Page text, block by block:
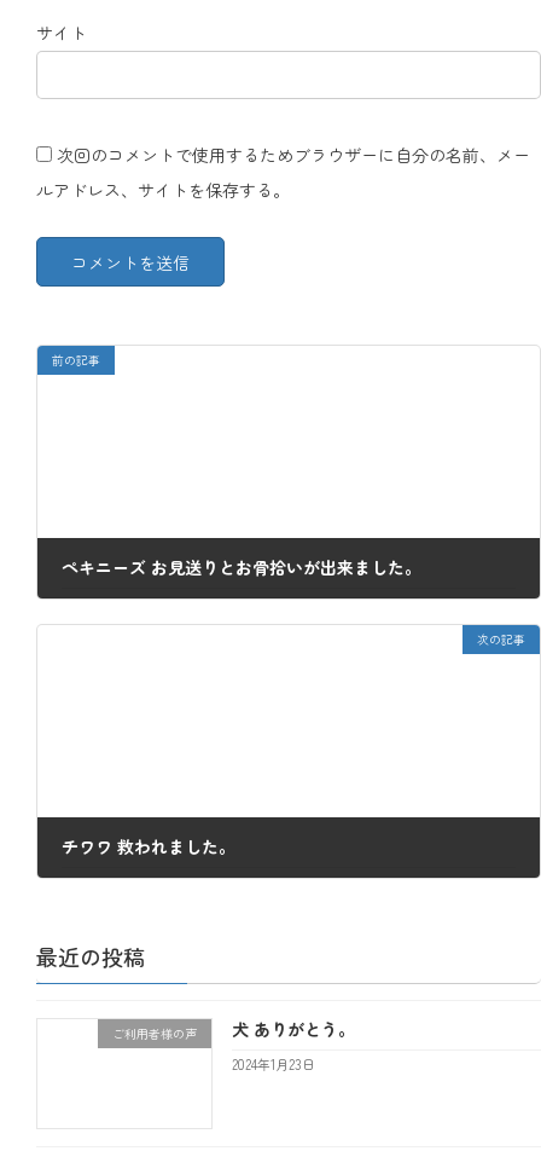
サイト
次回のコメントで使用するためブラウザーに自分の名前、メー
ルアドレス、サイトを保存する。
前の記事
ペキニーズ お見送りとお骨拾いが出来ました。
次の記事
チワワ 救われました。
最近の投稿
ご利用者様の声 犬 ありがとう。
2024年1月23日